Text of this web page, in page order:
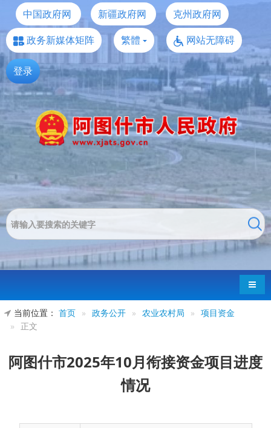
中国政府网 新疆政府网
克州政府网
政务新媒体矩阵
繁體 网站无障碍
登录
导航
当前位置： 首页 » 政务公开 » 农业农村局 » 项目资金
»
正文
阿图什市2025年10月衔接资金项目进度
情况